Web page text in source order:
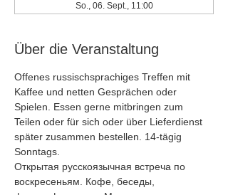
So., 06. Sept., 11:00
Über die Veranstaltung
Offenes russischsprachiges Treffen mit
Kaffee und netten Gesprächen oder
Spielen. Essen gerne mitbringen zum
Teilen oder für sich oder über Lieferdienst
später zusammen bestellen. 14-tägig
Sonntags.
Открытая русскоязычная встреча по
воскресеньям. Кофе, беседы,